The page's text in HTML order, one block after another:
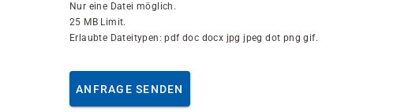
Nur eine Datei möglich.
25 MB Limit.
Erlaubte Dateitypen: pdf doc docx jpg jpeg dot png gif.
ANFRAGE SENDEN